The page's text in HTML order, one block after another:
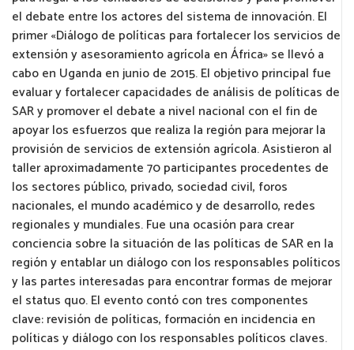
el debate entre los actores del sistema de innovación. El
primer «Diálogo de políticas para fortalecer los servicios de
extensión y asesoramiento agrícola en África» ​​se llevó a
cabo en Uganda en junio de 2015. El objetivo principal fue
evaluar y fortalecer capacidades de análisis de políticas de
SAR y promover el debate a nivel nacional con el fin de
apoyar los esfuerzos que realiza la región para mejorar la
provisión de servicios de extensión agrícola. Asistieron al
taller aproximadamente 70 participantes procedentes de
los sectores público, privado, sociedad civil, foros
nacionales, el mundo académico y de desarrollo, redes
regionales y mundiales. Fue una ocasión para crear
conciencia sobre la situación de las políticas de SAR en la
región y entablar un diálogo con los responsables políticos
y las partes interesadas para encontrar formas de mejorar
el status quo. El evento contó con tres componentes
clave: revisión de políticas, formación en incidencia en
políticas y diálogo con los responsables políticos claves.